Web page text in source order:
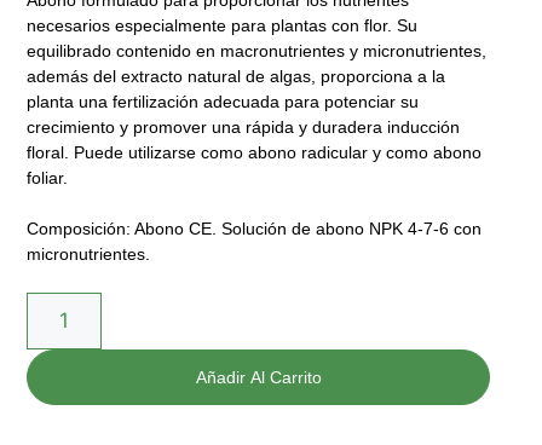
necesarios especialmente para plantas con flor. Su
equilibrado contenido en macronutrientes y micronutrientes,
además del extracto natural de algas, proporciona a la
planta una fertilización adecuada para potenciar su
crecimiento y promover una rápida y duradera inducción
floral. Puede utilizarse como abono radicular y como abono
foliar.
Composición: Abono CE. Solución de abono NPK 4-7-6 con
micronutrientes.
Añadir Al Carrito